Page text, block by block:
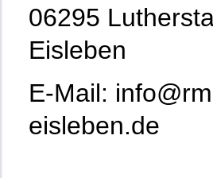
06295
Eisleben
E-Mail:
eisleben.de